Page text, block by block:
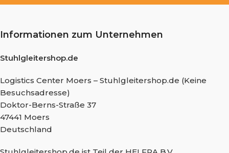
Informationen zum Unternehmen
Stuhlgleitershop.de
Logistics Center Moers – Stuhlgleitershop.de (Keine
Besuchsadresse)
Doktor-Berns-Straße 37
47441 Moers
Deutschland